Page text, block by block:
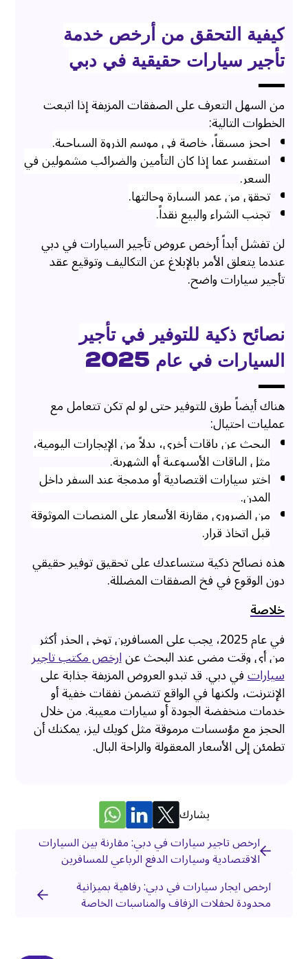
كيفية التحقق من أرخص خدمة
تأجير سيارات حقيقية في دبي
من السهل التعرف على الصفقات المزيفة إذا اتبعت
الخطوات التالية:
احجز مسبقاً، خاصة في موسم الذروة السياحية.
استفسر عما إذا كان التأمين والضرائب مشمولين في
السعر.
تحقق من عمر السيارة وحالتها.
تجنب الشراء والبيع نقداً.
لن تفشل أبداً أرخص عروض تأجير السيارات في دبي
عندما يتعلق الأمر بالإبلاغ عن التكاليف وتوقيع عقد
تأجير سيارات واضح.
نصائح ذكية للتوفير في تأجير
السيارات في عام 2025
هناك أيضاً طرق للتوفير حتى لو لم تكن تتعامل مع
عمليات احتيال:
البحث عن باقات أخرى، بدلاً من الإيجارات اليومية،
مثل الباقات الأسبوعية أو الشهرية.
اختر سيارات اقتصادية أو مدمجة عند السفر داخل
المدن.
من الضروري مقارنة الأسعار على المنصات الموثوقة
قبل اتخاذ قرار.
هذه نصائح ذكية ستساعدك على تحقيق توفير حقيقي
دون الوقوع في فخ الصفقات المضللة.
خلاصة
في عام 2025، يجب على المسافرين توخي الحذر أكثر
من أي وقت مضى عند البحث عنارخص مكتب تاجير
سياراتفي دبي. قد تبدو العروض المزيفة جذابة على
الإنترنت، ولكنها في الواقع تتضمن نفقات خفية أو
خدمات منخفضة الجودة أو سيارات معيبة. من خلال
الحجز مع مؤسسات مرموقة مثل كويك ليز، يمكنك أن
تطمئن إلى الأسعار المعقولة والراحة البال.
يشارك
ارخص تاجير سيارات في دبي: مقارنة بين السيارات
الاقتصادية وسيارات الدفع الرباعي للمسافرين
ارخص ايجار سيارات في دبي: رفاهية بميزانية
محدودة لحفلات الزفاف والمناسبات الخاصة